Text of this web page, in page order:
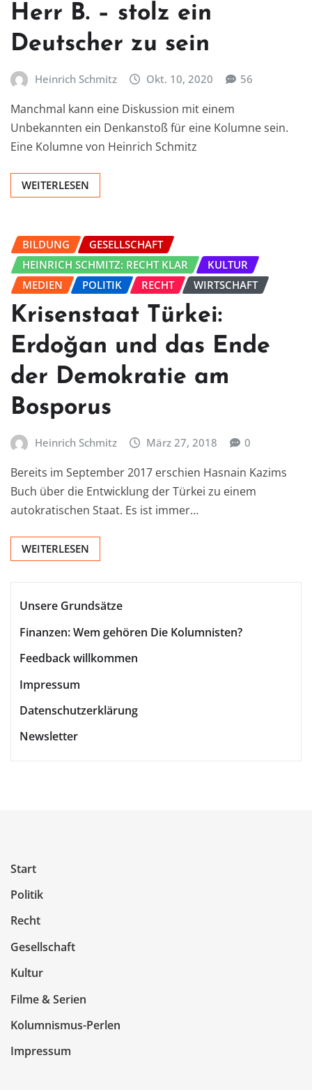
Herr B. – stolz ein
Deutscher zu sein
Heinrich Schmitz Okt. 10, 2020 56
Manchmal kann eine Diskussion mit einem
Unbekannten ein Denkanstoß für eine Kolumne sein.
Eine Kolumne von Heinrich Schmitz
WEITERLESEN
BILDUNG
GESELLSCHAFT
HEINRICH SCHMITZ: RECHT KLAR
KULTUR
MEDIEN
POLITIK RECHT WIRTSCHAFT
Krisenstaat Türkei:
Erdoğan und das Ende
der Demokratie am
Bosporus
Heinrich Schmitz März 27, 2018 0
Bereits im September 2017 erschien Hasnain Kazims
Buch über die Entwicklung der Türkei zu einem
autokratischen Staat. Es ist immer…
WEITERLESEN
Unsere Grundsätze
Finanzen: Wem gehören Die Kolumnisten?
Feedback willkommen
Impressum
Datenschutzerklärung
Newsletter
Start
Politik
Recht
Gesellschaft
Kultur
Filme & Serien
Kolumnismus-Perlen
Impressum